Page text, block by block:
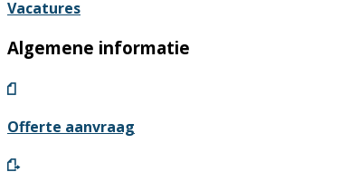
Vacatures
Algemene informatie
Offerte aanvraag